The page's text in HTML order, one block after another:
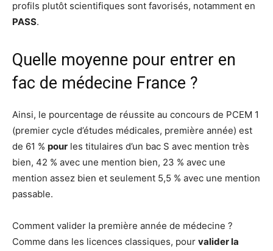
profils plutôt scientifiques sont favorisés, notamment en
PASS.
Quelle moyenne pour entrer en
fac de médecine France ?
Ainsi, le pourcentage de réussite au concours de PCEM 1
(premier cycle d’études médicales, première année) est
de 61 % pour les titulaires d’un bac S avec mention très
bien, 42 % avec une mention bien, 23 % avec une
mention assez bien et seulement 5,5 % avec une mention
passable.
Comment valider la première année de médecine ?
Comme dans les licences classiques, pour valider la